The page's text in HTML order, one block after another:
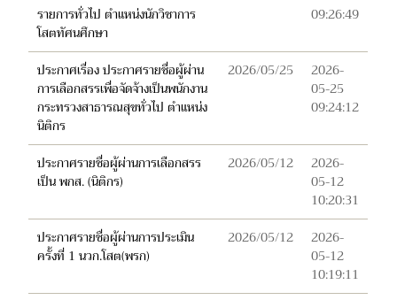
รายการทั่วไป ตำแหน่งนักวิชาการ
โสตทัศนศึกษา
09:26:49
ประกาศเรื่อง ประกาศรายชื่อผู้ผ่าน
การเลือกสรรเพื่อจัดจ้างเป็นพนักงาน
กระทรวงสาธารณสุขทั่วไป ตำแหน่ง
นิติกร
2026/05/25
2026-
05-25
09:24:12
ประกาศรายชื่อผู้ผ่านการเลือกสรร
เป็น พกส. (นิติกร)
2026/05/12
2026-
05-12
10:20:31
ประกาศรายชื่อผู้ผ่านการประเมิน
ครั้งที่ 1 นวก.โสต(พรก)
2026/05/12
2026-
05-12
10:19:11